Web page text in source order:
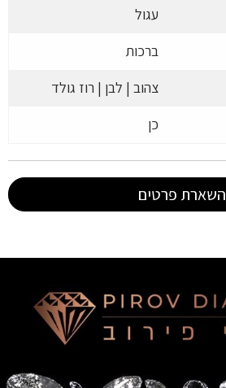
עגול
ברכות
צהוב | לבן | רוז גולד
כן
השארת פרטים